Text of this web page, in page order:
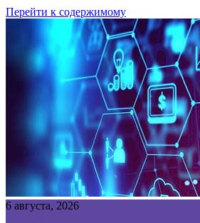
Перейти к содержимому
6 августа, 2026